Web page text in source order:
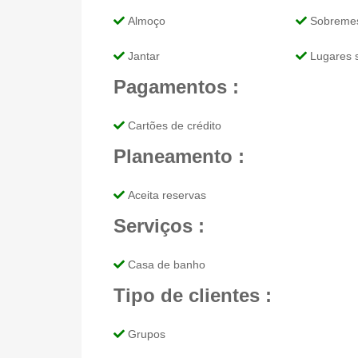
Almoço
Jantar Lugares
Pagamentos :
Cartões de crédito
Planeamento :
Aceita reservas
Serviços :
Casa de banho
Tipo de clientes :
Grupos